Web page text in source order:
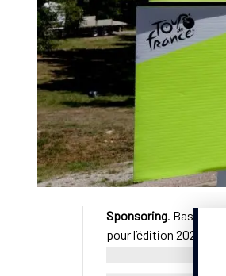
Sponsoring. Basic-
pour l’édition 2025 du